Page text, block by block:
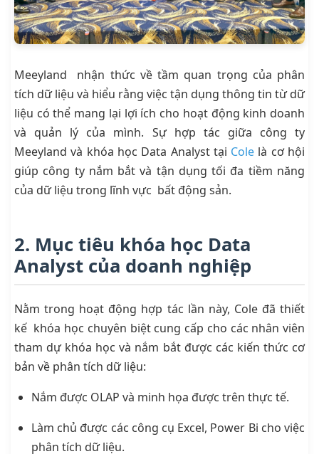
Meeyland nhận thức về tầm quan trọng của phân
tích dữ liệu và hiểu rằng việc tận dụng thông tin từ dữ
liệu có thể mang lại lợi ích cho hoạt động kinh doanh
và quản lý của mình. Sự hợp tác giữa công ty
Meeyland và khóa học Data Analyst tại Cole là cơ hội
giúp công ty nắm bắt và tận dụng tối đa tiềm năng
của dữ liệu trong lĩnh vực bất động sản.
2. Mục tiêu khóa học Data
Analyst của doanh nghiệp
Nằm trong hoạt động hợp tác lần này, Cole đã thiết
kế khóa học chuyên biệt cung cấp cho các nhân viên
tham dự khóa học và nắm bắt được các kiến thức cơ
bản về phân tích dữ liệu:
Nắm được OLAP và minh họa được trên thực tế.
Làm chủ được các công cụ Excel, Power Bi cho việc
phân tích dữ liệu.